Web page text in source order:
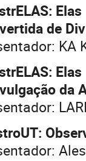
de
KA
da